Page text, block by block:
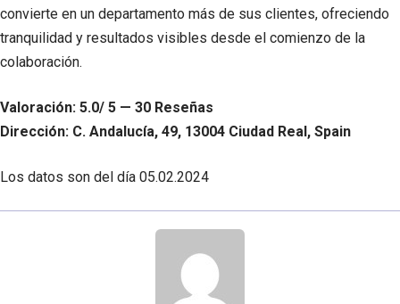
convierte en un departamento más de sus clientes, ofreciendo
tranquilidad y resultados visibles desde el comienzo de la
colaboración.
Valoración: 5.0/ 5 — 30 Reseñas
Dirección: C. Andalucía, 49, 13004 Ciudad Real, Spain
Los datos son del día 05.02.2024